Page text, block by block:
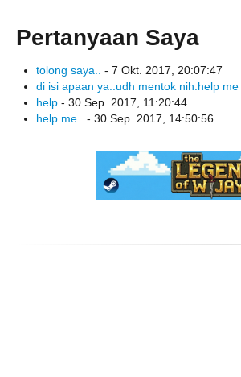
Pertanyaan Saya
tolong saya.. - 7 Okt. 2017, 20:07:47
di isi apaan ya..udh mentok nih.help me
help - 30 Sep. 2017, 11:20:44
help me.. - 30 Sep. 2017, 14:50:56